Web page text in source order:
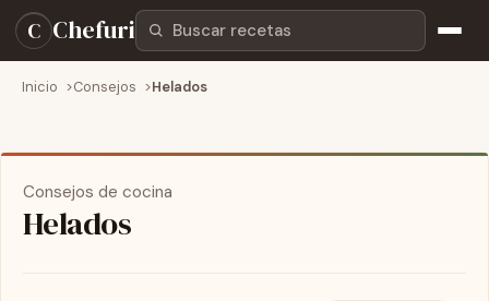
C ChefuriBuscar recetas
Inicio Consejos Helados
Consejos de cocina
Helados